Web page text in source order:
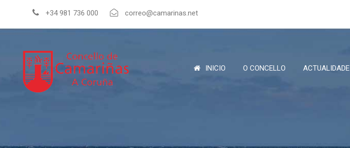
+34 981 736 000 correo@camarinas.net
INICIO O CONCELLO ACTUALIDADE